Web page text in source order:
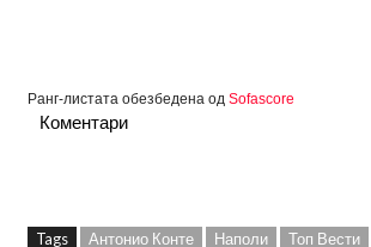
Ранг-листата обезбедена од Sofascore
Коментари
Tags Антонио Конте Наполи Топ Вести